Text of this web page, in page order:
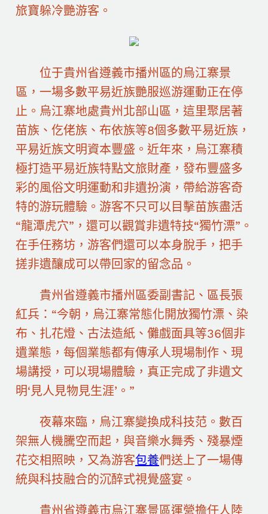
旅寶躲冷艷游客。
位于貴州省遵義市播州區的烏江寨景
區，一場多數平易近族艷服巡游運動正在停
止。烏江寨地處貴州北部山區，這里聚居著
苗族、仡佬族、布依族等8個多數平易近族，
平易近族文明資本豐盛。近年來，烏江寨積
極打造平易近族特點文旅財產，發布豐盛多
彩的風俗文明運動和非遺扮演，帶給游客奇
特的游玩體驗。游客不只可以目擊苗族盡活
“龍潭虎穴”，還可以觀賞非遺特技“獨竹漂”。
在手任務坊，游客們還可以本身脫手，把手
搓非遺釀成可以帶回家的留念品。
貴州省遵義市播州區委副書記、區長張
紅兵：“今朝，烏江寨常態化開放獨竹漂、染
布、扎花燈、古法造紙、儺戲面具等36個非
遺業態，每個業態都有傳承人現場制作、現
場講授，可以現場體驗，真正完成了非遺文
明‘見人見物見生涯’。”
夜幕來臨，烏江寨變換成科技范。數百
架無人機騰空而起，與音樂水舞秀、殘暴煙
花交相照映，又為游客包養們送上了一場傳
統與科技融合的沉醉式視覺盛宴。
貴州省遵義市烏江寨景區運營擔任人陸